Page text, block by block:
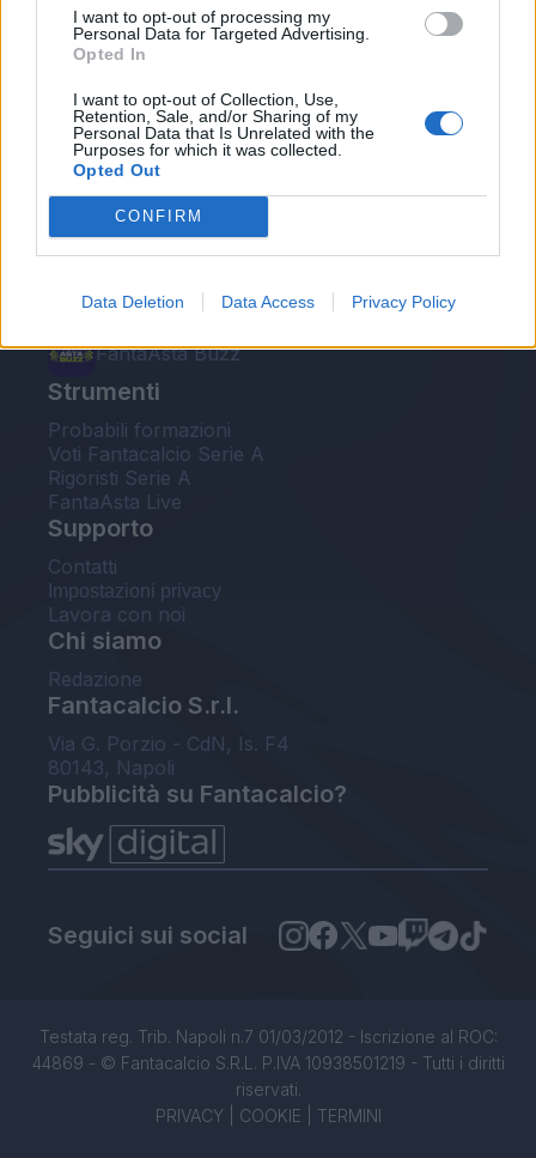
I want to opt-out of processing my
Personal Data for Targeted Advertising.
Opted In
I want to opt-out of Collection, Use,
Retention, Sale, and/or Sharing of my
Personal Data that Is Unrelated with the
Purposes for which it was collected.
Opted Out
CONFIRM
Data Deletion Data Access Privacy Policy
Le nostre app
Fantacalcio® Serie A Enilive
Leghe Fantacalcio® Serie A Enilive
EuroLeghe Fantacalcio®
Guida per l'asta perfetta
FantaAsta Live
FantaAsta Buzz
Strumenti
Probabili formazioni
Voti Fantacalcio Serie A
Rigoristi Serie A
FantaAsta Live
Supporto
Contatti
Impostazioni privacy
Lavora con noi
Chi siamo
Redazione
Fantacalcio S.r.l.
Via G. Porzio - CdN, Is. F4
80143, Napoli
Pubblicità su Fantacalcio?
Seguici sui social
Testata reg. Trib. Napoli n.7 01/03/2012 - Iscrizione al ROC:
44869 - © Fantacalcio S.R.L. P.IVA 10938501219 - Tutti i diritti
riservati.
PRIVACY| COOKIE TERMINI